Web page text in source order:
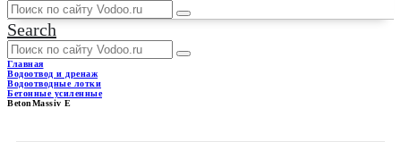
Search
Главная
Водоотвод и дренаж
Водоотводные лотки
Бетонные усиленные
BetonMassiv E